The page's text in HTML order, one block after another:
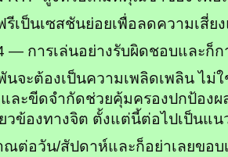
รีเป็นเซสชันย่อยเพื่อลดความเสี่
— การเล่นอย่างรับผิดชอบและก็
นจะต้องเป็นความเพลิดเพลิน ไม่
ละขีดจำกัดช่วยคุ้มครองปกป้องผ
วข้องทางจิต ตั้งแต่นี้ต่อไปเป็นแ
ณต่อวัน/สัปดาห์และก็อย่าเลยขอบ